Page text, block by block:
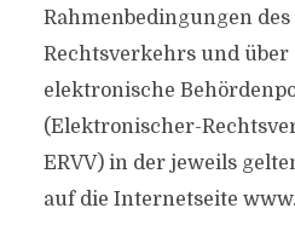
Rahmenbedingungen
Rechtsverkehrs und über
elektronische
(Elektronischer-
ERVV) in der jeweils
auf die Internetseite